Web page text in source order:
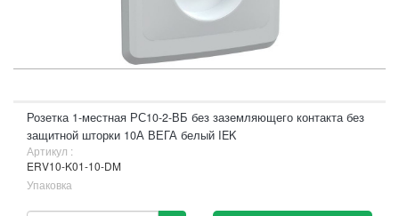
Розетка 1-местная РС10-2-ВБ без заземляющего контакта без
защитной шторки 10А ВЕГА белый IEK
Артикул :
ERV10-K01-10-DM
Упаковка